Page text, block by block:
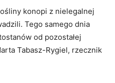
konopi z nielegalnej
Tego samego dnia
od pozostałej
Tabasz-Rygiel, rzecznik